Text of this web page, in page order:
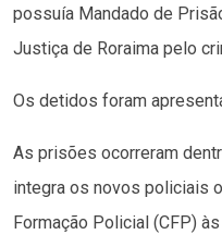
possuía Mandado de
Justiça de Roraima pelo
Os detidos foram
As prisões ocorreram
integra os novos policiais
Formação Policial (CFP)